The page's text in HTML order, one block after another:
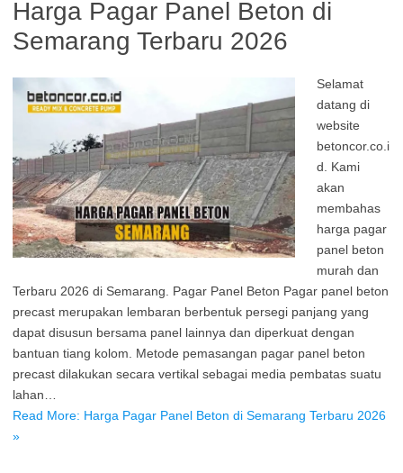
Harga Pagar Panel Beton di
Semarang Terbaru 2026
Selamat
datang di
website
betoncor.co.i
d. Kami
akan
membahas
harga pagar
panel beton
murah dan
Terbaru 2026 di Semarang. Pagar Panel Beton Pagar panel beton
precast merupakan lembaran berbentuk persegi panjang yang
dapat disusun bersama panel lainnya dan diperkuat dengan
bantuan tiang kolom. Metode pemasangan pagar panel beton
precast dilakukan secara vertikal sebagai media pembatas suatu
lahan…
Read More: Harga Pagar Panel Beton di Semarang Terbaru 2026
»